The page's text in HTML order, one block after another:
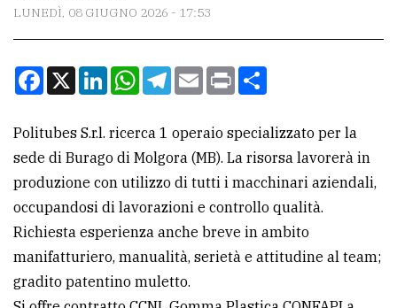
redazione
Per
tua
pubblicità
CERCA
Cerca
per
comune
LUNEDÌ, 08 GIUGNO 2026 - 17:53
Facebook
X LinkedInWhatsApp
Telegram
EmailPrint
Politubes S.r.l. ricerca 1 operaio specializzato per la
sede di Burago di Molgora (MB). La risorsa lavorerà in
produzione con utilizzo di tutti i macchinari aziendali,
occupandosi di lavorazioni e controllo qualità.
Richiesta esperienza anche breve in ambito
manifatturiero, manualità, serietà e attitudine al team;
gradito patentino muletto.